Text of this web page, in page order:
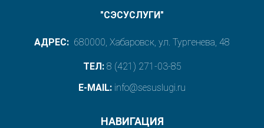
"СЭСУСЛУГИ"
АДРЕС: 680000, Хабаровск, ул. Тургенева, 48
ТЕЛ: 8 (421) 271-03-85
E-MAIL: info@sesuslugi.ru
НАВИГАЦИЯ